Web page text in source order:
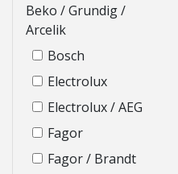
Beko / Grundig /
Arcelik
Bosch
Electrolux
Electrolux / AEG
Fagor
Fagor / Brandt